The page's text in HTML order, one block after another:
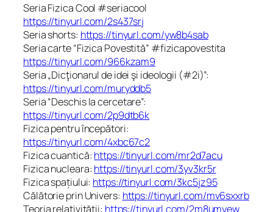
Seria Fizica Cool #seriacool
https://tinyurl.com/2s437srj
Seria shorts: https://tinyurl.com/yw8b4sab
Seria carte “Fizica Povestită” #fizicapovestita
https://tinyurl.com/966kzam9
Seria „Dicţionarul de idei şi ideologii (#2i)”:
https://tinyurl.com/muryddb5
Seria “Deschis la cercetare”:
https://tinyurl.com/2p9dtb6k
Fizica pentru începători:
https://tinyurl.com/4xbc67c2
Fizica cuantică: https://tinyurl.com/mr2d7acu
Fizica nucleara: https://tinyurl.com/3yv3kr5r
Fizica spațiului: https://tinyurl.com/3kc5jz95
Călătorie prin Univers: https://tinyurl.com/mv6sxxrb
Teoria relativității: https://tinyurl.com/2m8umyew